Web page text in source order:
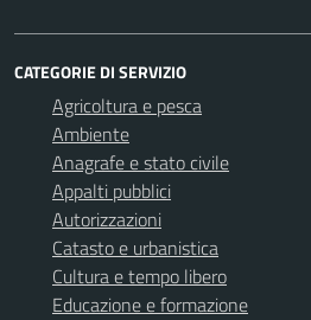
CATEGORIE DI SERVIZIO
Agricoltura e pesca
Ambiente
Anagrafe e stato civile
Appalti pubblici
Autorizzazioni
Catasto e urbanistica
Cultura e tempo libero
Educazione e formazione